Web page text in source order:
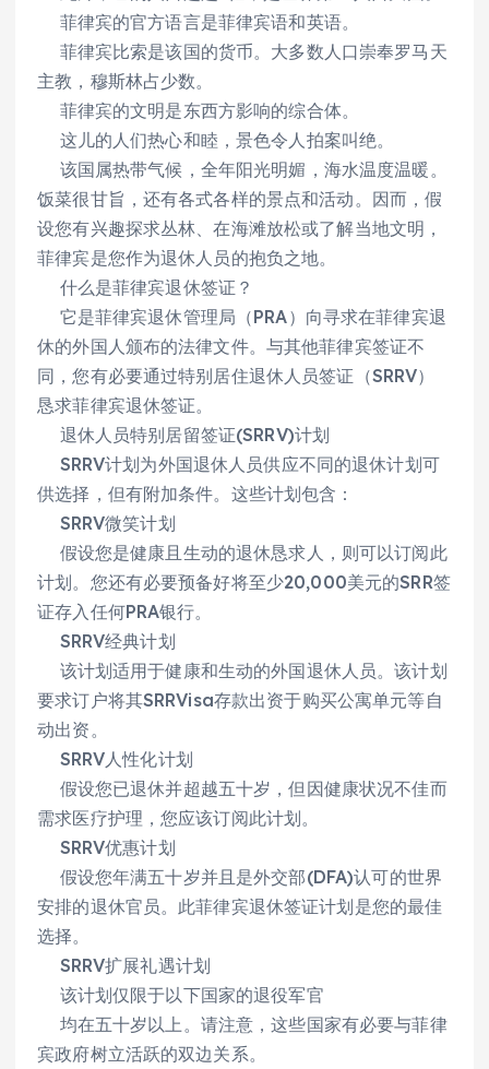
菲律宾的官方语言是菲律宾语和英语。
菲律宾比索是该国的货币。大多数人口崇奉罗马天
主教，穆斯林占少数。
菲律宾的文明是东西方影响的综合体。
这儿的人们热心和睦，景色令人拍案叫绝。
该国属热带气候，全年阳光明媚，海水温度温暖。
饭菜很甘旨，还有各式各样的景点和活动。因而，假
设您有兴趣探求丛林、在海滩放松或了解当地文明，
菲律宾是您作为退休人员的抱负之地。
什么是菲律宾退休签证？
它是菲律宾退休管理局（PRA）向寻求在菲律宾退
休的外国人颁布的法律文件。与其他菲律宾签证不
同，您有必要通过特别居住退休人员签证（SRRV）
恳求菲律宾退休签证。
退休人员特别居留签证(SRRV)计划
SRRV计划为外国退休人员供应不同的退休计划可
供选择，但有附加条件。这些计划包含：
SRRV微笑计划
假设您是健康且生动的退休恳求人，则可以订阅此
计划。您还有必要预备好将至少20,000美元的SRR签
证存入任何PRA银行。
SRRV经典计划
该计划适用于健康和生动的外国退休人员。该计划
要求订户将其SRRVisa存款出资于购买公寓单元等自
动出资。
SRRV人性化计划
假设您已退休并超越五十岁，但因健康状况不佳而
需求医疗护理，您应该订阅此计划。
SRRV优惠计划
假设您年满五十岁并且是外交部(DFA)认可的世界
安排的退休官员。此菲律宾退休签证计划是您的最佳
选择。
SRRV扩展礼遇计划
该计划仅限于以下国家的退役军官
均在五十岁以上。请注意，这些国家有必要与菲律
宾政府树立活跃的双边关系。